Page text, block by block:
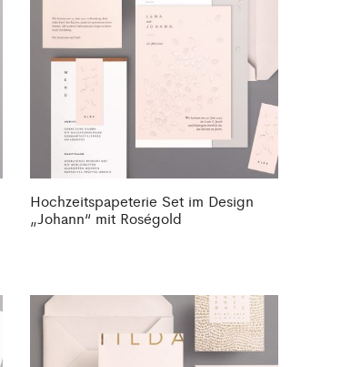
Hochzeitspapeterie Set im Design
„Johann“ mit Roségold